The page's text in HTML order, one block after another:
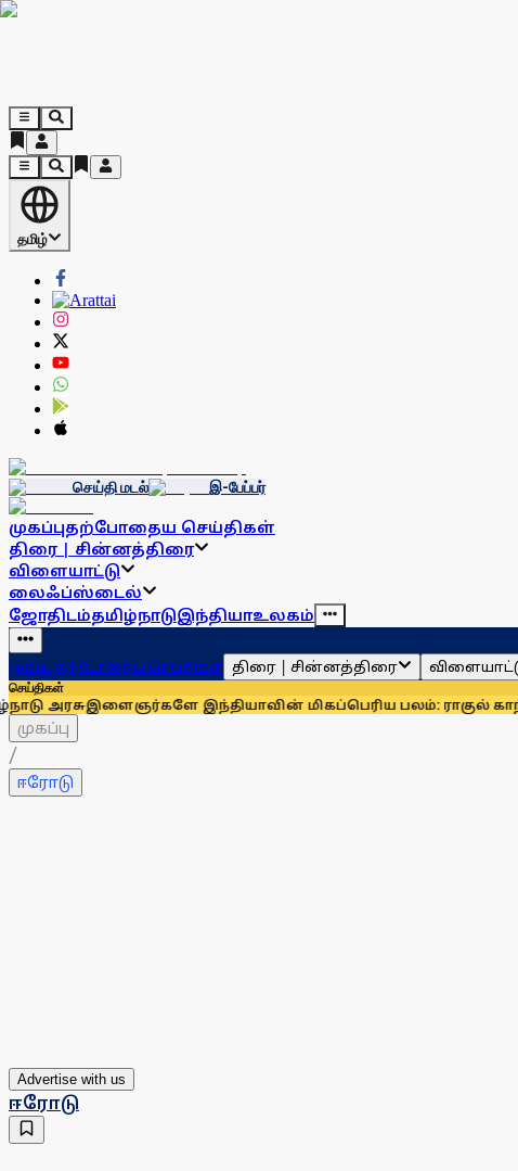
தமிழ்
செய்தி மடல் இ-பேப்பர்
முகப்புதற்போதைய செய்திகள்
திரை | சின்னத்திரை
விளையாட்டு
லைஃப்ஸ்டைல்
ஜோதிடம்தமிழ்நாடுஇந்தியாஉலகம்
முகப்புதற்போதைய செய்திகள் திரை | சின்னத்திரை
செய்திகள்
இந்தியாவின் மிகப்பெரிய பலம்: ராகுல் காந்திஉதயநிதி
முகப்பு
/
ஈரோடு
Advertise with us
ஈரோடு